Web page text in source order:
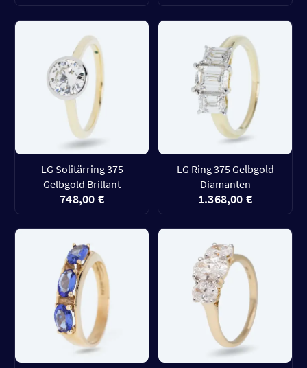
LG Solitärring 375
Gelbgold Brillant
748,00 €
LG Ring 375 Gelbgold
Diamanten
1.368,00 €